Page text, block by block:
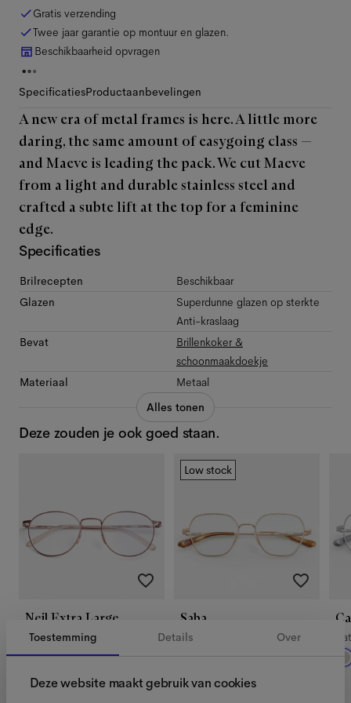
Toestemming Details Over
Deze website maakt gebruik van cookies
Gratis verzending
Twee jaar garantie op montuur en glazen.
Beschikbaarheid opvragen
SpecificatiesProductaanbevelingen
A new era of metal frames is here. A little more
daring, the same amount of easygoing class —
and Maeve is leading the pack. We cut Maeve
from a light and durable stainless steel and
crafted a subte lift at the top for a feminine
edge.
Specificaties
Brilrecepten
Beschikbaar
Glazen
Superdunne glazen op sterkte
Anti-kraslaag
Bevat
Brillenkoker &
schoonmaakdoekje
Materiaal
Metaal
Alles tonen
Deze zouden je ook goed staan.
Neil Extra Large
Rose Gold
Low stock
Saba
Satin Gold